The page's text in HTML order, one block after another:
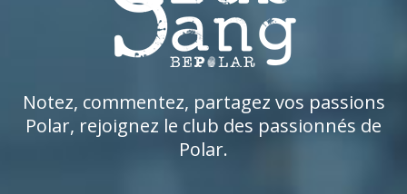
Notez, commentez, partagez vos passions
Polar, rejoignez le club des passionnés de
Polar.